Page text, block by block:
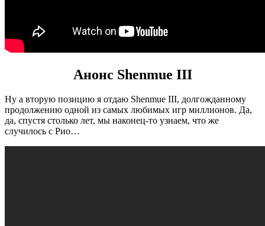
Анонс Shenmue III
Ну а вторую позицию я отдаю Shenmue III, долгожданному
продолжению одной из самых любимых игр миллионов. Да,
да, спустя столько лет, мы наконец-то узнаем, что же
случилось с Рио…